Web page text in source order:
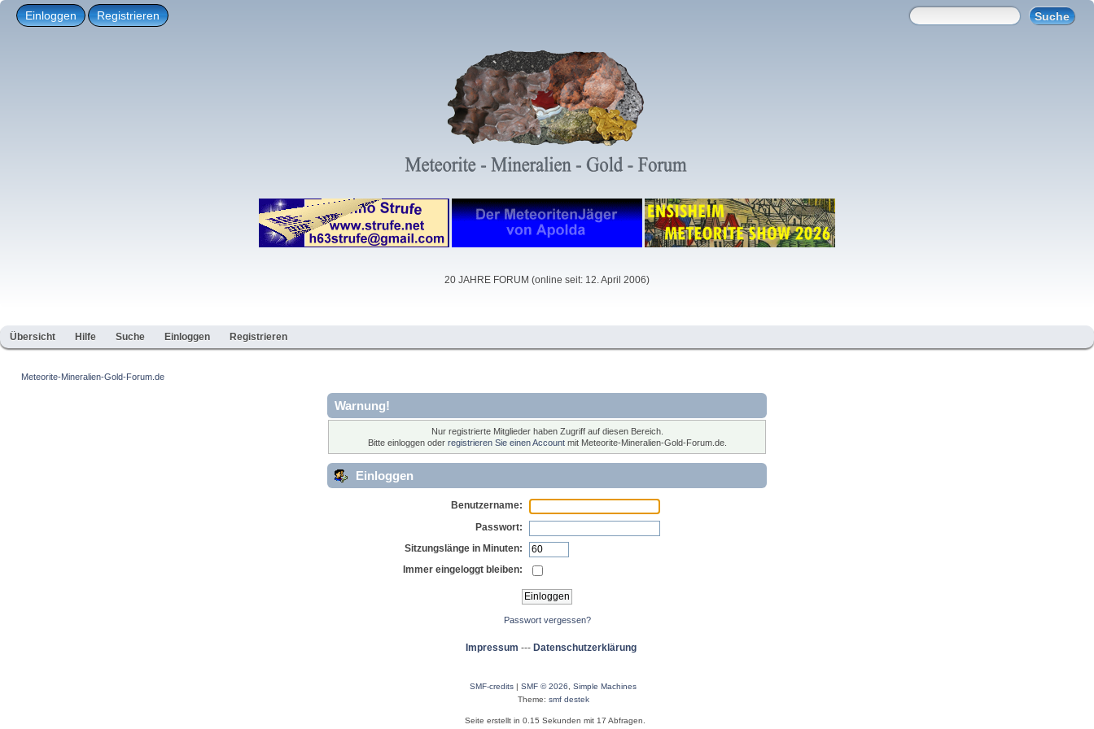
Einloggen Registrieren
20 JAHRE FORUM (online seit: 12. April 2006)
Übersicht Hilfe Suche Einloggen Registrieren
Meteorite-Mineralien-Gold-Forum.de
Warnung!
Nur registrierte Mitglieder haben Zugriff auf diesen Bereich.
Bitte einloggen oder registrieren Sie einen Accountmit Meteorite-Mineralien-Gold-Forum.de.
Einloggen
Benutzername:
Passwort:
Sitzungslänge in Minuten:
Immer eingeloggt bleiben:
Passwort vergessen?
Impressum --- Datenschutzerklärung
SMF-credits | SMF © 2026
Simple Machines
Theme: smf destek
Seite erstellt in 0.15 Sekunden mit 17 Abfragen.